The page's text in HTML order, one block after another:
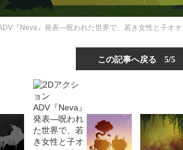
『Neva』発表―呪われた世界で、若き女性と子オ
この記事へ戻る 5/5